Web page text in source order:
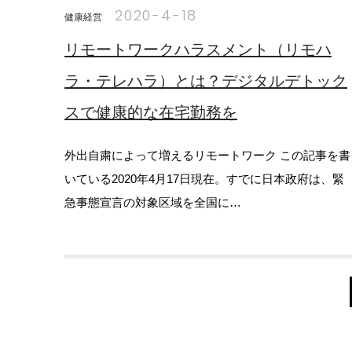
健康経営 2020-4-18
リモートワークハラスメント（リモハ
ラ・テレハラ）とは？デジタルデトック
スで健康的な在宅勤務を
外出自粛によって増えるリモートワーク この記事を書
いている2020年4月17日現在。すでに日本政府は、緊
急事態宣言の対象区域を全国に…